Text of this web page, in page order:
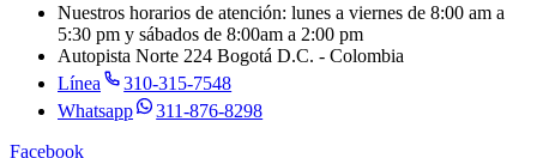
Nuestros horarios de atención: lunes a viernes de 8:00 am a
5:30 pm y sábados de 8:00am a 2:00 pm
Autopista Norte 224 Bogotá D.C. - Colombia
Línea
310-315-7548
Whatsapp
311-876-8298
Facebook